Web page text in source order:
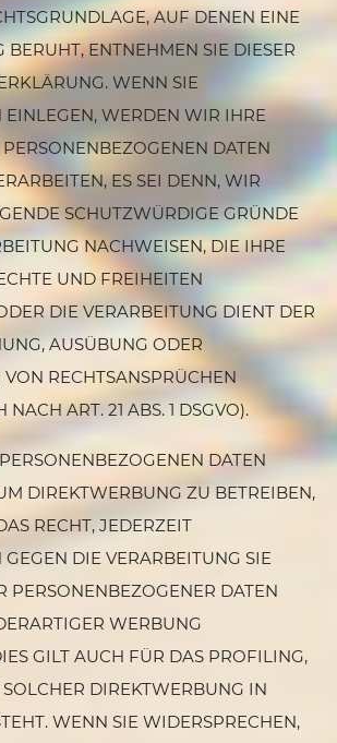
AUF DENEN EINE
BERUHT, ENTNEHMEN SIE DIESER
WENN SIE
WERDEN WIR IHRE
DATEN
ES SEI DENN, WIR
SCHUTZWÜRDIGE GRÜNDE
NACHWEISEN, DIE IHRE
UND FREIHEITEN
DIE VERARBEITUNG DIENT DER
AUSÜBUNG ODER
RECHTSANSPRÜCHEN
ART. 21 ABS. 1 DSGVO).
DATEN
DIREKTWERBUNG ZU BETREIBEN,
RECHT, JEDERZEIT
DIE VERARBEITUNG SIE
PERSONENBEZOGENER DATEN
WERBUNG
GILT AUCH FÜR DAS PROFILING,
DIREKTWERBUNG IN
WENN SIE WIDERSPRECHEN,